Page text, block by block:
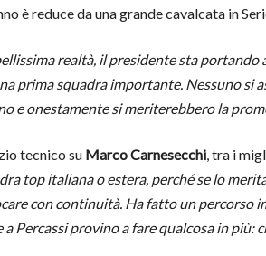
è reduce da una grande cavalcata in
realtà, il presidente sta
prima squadra importante. Nessuno si
e onestamente si meriterebbero la
tecnico su Marco Carnesecchi, tra i
top italiana o estera, perché se lo
con continuità. Ha fatto un percorso
Percassi provino a fare qualcosa in più: